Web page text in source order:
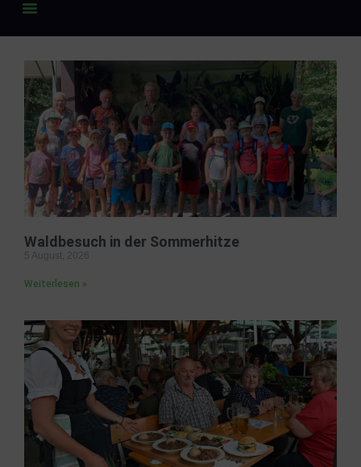
Waldbesuch in der Sommerhitze
5 August, 2026
Weiterlesen »